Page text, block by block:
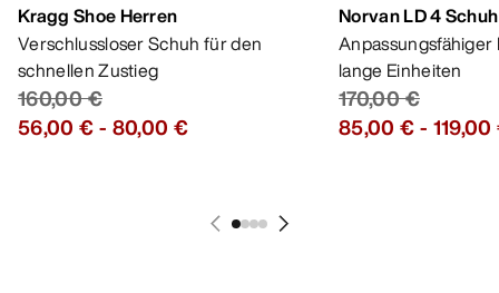
Kragg Shoe Herren
Verschlussloser Schuh für den
schnellen Zustieg
160,00 €
56,00 €- 80,00 €
Norvan LD 4
lange Einheiten
170,00 €
85,00 €-